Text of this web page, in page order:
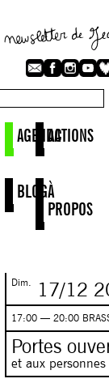
AGENDAACTIONS
BLOGÀ
PROPOS
Dim. 17/12
17:00 — 20:00
Portes
et aux